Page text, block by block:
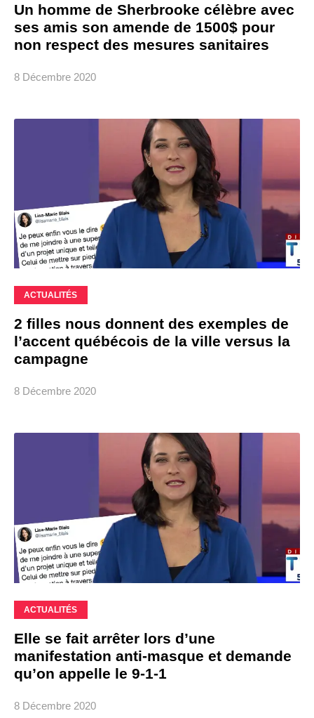
Un homme de Sherbrooke célèbre avec
ses amis son amende de 1500$ pour
non respect des mesures sanitaires
8 Décembre 2020
ACTUALITÉS
2 filles nous donnent des exemples de
l’accent québécois de la ville versus la
campagne
8 Décembre 2020
ACTUALITÉS
Elle se fait arrêter lors d’une
manifestation anti-masque et demande
qu’on appelle le 9-1-1
8 Décembre 2020